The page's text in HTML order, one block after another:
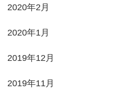
2020年2月
2020年1月
2019年12月
2019年11月